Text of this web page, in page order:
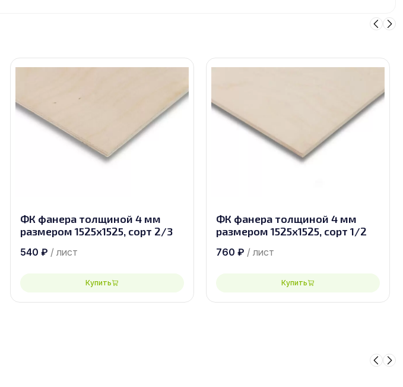
ФК фанера толщиной 4 мм
размером 1525х1525, сорт 2/3
540 ₽ / лист
Купить
ФК фанера толщиной 4 мм
размером 1525х1525, сорт 1/2
760 ₽ / лист
Купить